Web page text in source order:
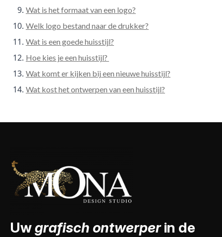
Wat is het formaat van een logo?
Welk logo bestand naar de drukker?
Wat is een goede huisstijl?
Hoe kies je een huisstijl?
Wat komt er kijken bij een nieuwe huisstijl?
Wat kost het ontwerpen van een huisstijl?
Uwgrafisch ontwerperin de